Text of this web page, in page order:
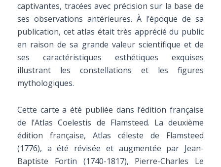
captivantes, tracées avec précision sur la base de
ses observations antérieures. À l’époque de sa
publication, cet atlas était très apprécié du public
en raison de sa grande valeur scientifique et de
ses caractéristiques esthétiques exquises
illustrant les constellations et les figures
mythologiques.
Cette carte a été publiée dans l’édition française
de l’Atlas Coelestis de Flamsteed. La deuxième
édition française, Atlas céleste de Flamsteed
(1776), a été révisée et augmentée par Jean-
Baptiste Fortin (1740-1817), Pierre-Charles Le